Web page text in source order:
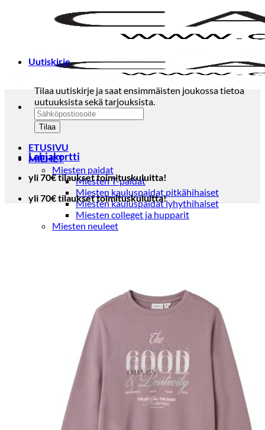
ETUSIVU
MIEHET
Miesten paidat
Miesten T-paidat
Miesten kauluspaidat pitkähihaiset
Miesten kauluspaidat lyhythihaiset
Miesten colleget ja hupparit
Miesten neuleet
Miesten housut
Miesten farkut
Miesten collegehousut
Miesten shortsit
Miesten asusteet
Vyöt ja olkaimet
Solmiot, rusetit ja taskuliinat
Miesten päähineet, huivit ja käsineet
Miesten yöasut ja alusvaatteet
Miesten alusvaatteet
Miesten sukat
Uutiskirje
Tilaa uutiskirje ja saat ensimmäisten joukossa tietoa
uutuuksista sekä tarjouksista.
Lahjakortti
yli 70€ tilaukset toimituskuluitta!
yli 70€ tilaukset toimituskuluitta!